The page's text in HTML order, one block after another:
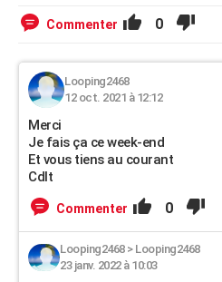
Commenter 0
Looping2468
12 oct. 2021 à 12:12
Merci
Je fais ça ce week-end
Et vous tiens au courant
Cdlt
Commenter 0
Looping2468> Looping2468
23 janv. 2022 à 10:03